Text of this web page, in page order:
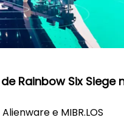
Rainbow Six Siege
e MIBR.LOS